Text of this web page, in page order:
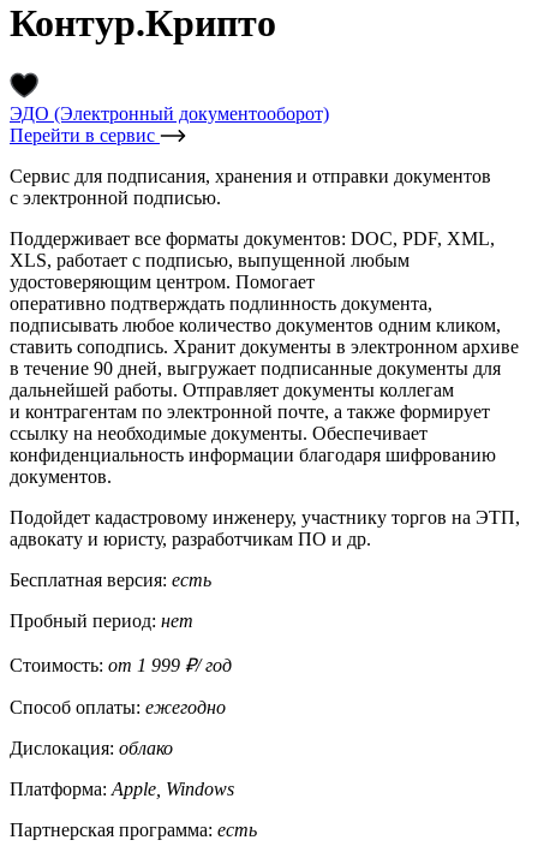
Контур.Крипто
ЭДО (Электронный документооборот)
Перейти в сервис
Сервис для подписания, хранения и отправки документов
с электронной подписью.
Поддерживает все форматы документов: DOC, PDF, XML,
XLS, работает с подписью, выпущенной любым
удостоверяющим центром. Помогает
оперативно подтверждать подлинность документа,
подписывать любое количество документов одним кликом,
ставить соподпись. Хранит документы в электронном архиве
в течение 90 дней, выгружает подписанные документы для
дальнейшей работы. Отправляет документы коллегам
и контрагентам по электронной почте, а также формирует
ссылку на необходимые документы. Обеспечивает
конфиденциальность информации благодаря шифрованию
документов.
Подойдет кадастровому инженеру, участнику торгов на ЭТП,
адвокату и юристу, разработчикам ПО и др.
Бесплатная версия: есть
Пробный период: нет
Стоимость: от 1 999 ₽/ год
Способ оплаты: ежегодно
Дислокация: облако
Платформа: Apple, Windows
Партнерская программа: есть